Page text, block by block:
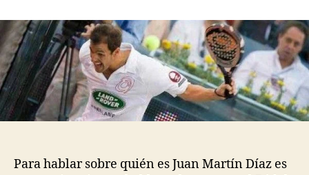
entrada
entrada
Para hablar sobre quién es Juan Martín Díaz es